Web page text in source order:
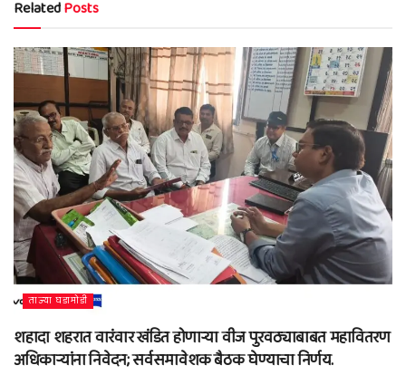
RelatedPosts
ताज्या घडामोडी
शहादा शहरात वारंवार खंडित होणाऱ्या वीज पुरवठ्याबाबत महावितरण
अधिकाऱ्यांना निवेदन; सर्वसमावेशक बैठक घेण्याचा निर्णय.